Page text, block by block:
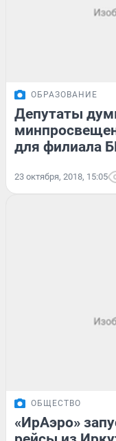
ОБРАЗОВАНИЕ
Депутаты
для филиала
23 октября, 2018, 15:05
ОБЩЕСТВО
«ИрАэро»